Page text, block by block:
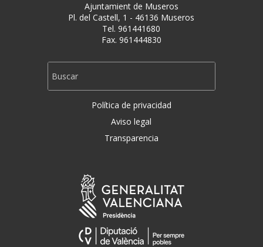
Ajuntamient de Museros
Pl. del Castell, 1 - 46136 Museros
Tel. 961441680
Fax. 961444830
Política de privacidad
Aviso legal
Transparencia